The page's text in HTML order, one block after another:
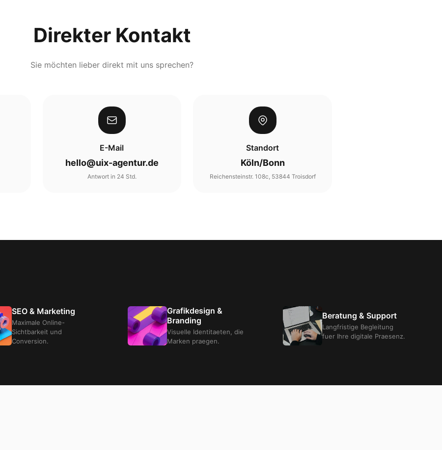
Direkter Kontakt
Sie möchten lieber direkt mit uns sprechen?
E-Mail
hello@uix-agentur.de
Antwort in 24 Std.
Standort
Köln/Bonn
Reichensteinstr. 108c, 53844 Troisdorf
SEO & Marketing
Maximale Online-
Sichtbarkeit und
Conversion.
Grafikdesign &
Branding
Visuelle Identitaeten, die
Marken praegen.
Beratung & Support
Langfristige Begleitung
fuer Ihre digitale Praesenz.